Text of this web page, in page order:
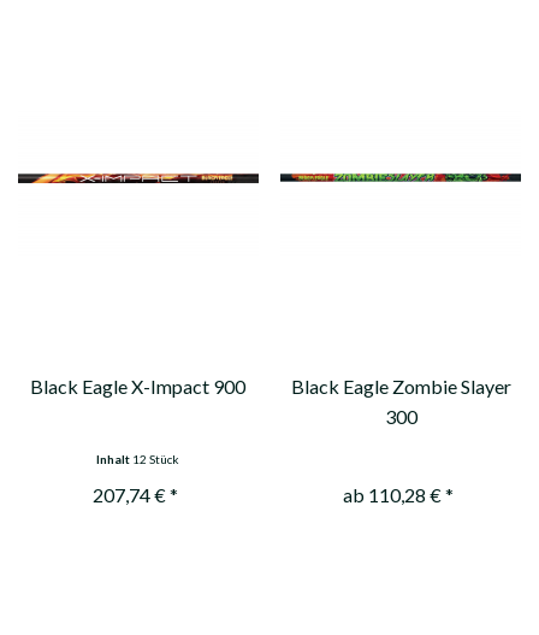
Black Eagle X-Impact 900
Inhalt 12 Stück
207,74 € *
Black Eagle Zombie Slayer
300
ab 110,28 € *